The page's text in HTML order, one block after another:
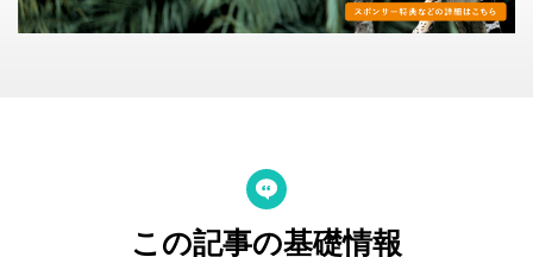
この記事の基礎情報